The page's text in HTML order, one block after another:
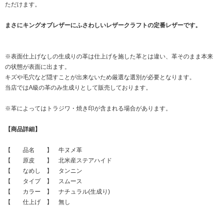
ただけます。
まさにキングオブレザーにふさわしいレザークラフトの定番レザーです。
※表面仕上げなしの生成りの革は仕上げを施した革とは違い、革そのまま本来
の状態が表面に出ます。
キズや毛穴など隠すことが出来ないため厳選な選別が必要となります。
当店ではA級の革のみ生成りとして販売しております。
※革によってはトラジワ・焼き印が含まれる場合があります。
【商品詳細】
【 品名 】 牛ヌメ革
【 原皮 】 北米産ステアハイド
【 なめし 】 タンニン
【 タイプ 】 スムース
【 カラー 】 ナチュラル(生成り)
【 仕上げ 】 無し